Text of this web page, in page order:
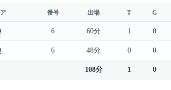
番号 出場 T G
6 60分 1 0
6 48分 0 0
108分 1 0